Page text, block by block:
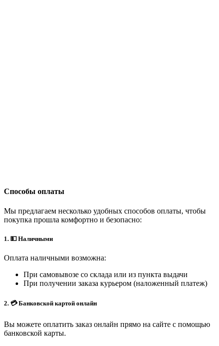
Способы оплаты
Мы предлагаем несколько удобных способов оплаты, чтобы
покупка прошла комфортно и безопасно:
1. 💵 Наличными
Оплата наличными возможна:
При самовывозе со склада или из пункта выдачи
При получении заказа курьером (наложенный платеж)
2. 💳 Банковской картой онлайн
Вы можете оплатить заказ онлайн прямо на сайте с помощью
банковской карты.